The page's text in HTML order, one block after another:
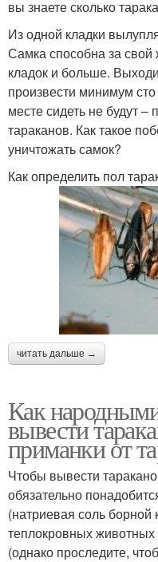
вы знаете сколько
Из одной кладки
Самка способна за свой
кладок и больше.
произвести минимум
месте сидеть не будут
тараканов. Как такое
уничтожать самок?
Как определить пол
читать дальше →
Как
вывести
приманки от
Чтобы вывести
обязательно
(натриевая соль
теплокровных
(однако проследите,